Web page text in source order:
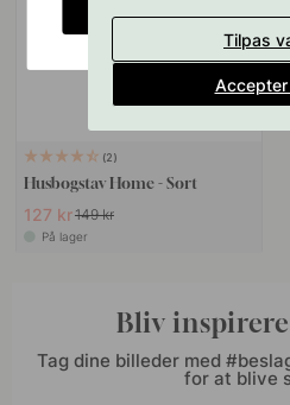
2
Husbogstav Home - Sort
127 kr149 kr
På lager
Bliv
Tag dine billeder med
for at blive
Tilpas
Accepter